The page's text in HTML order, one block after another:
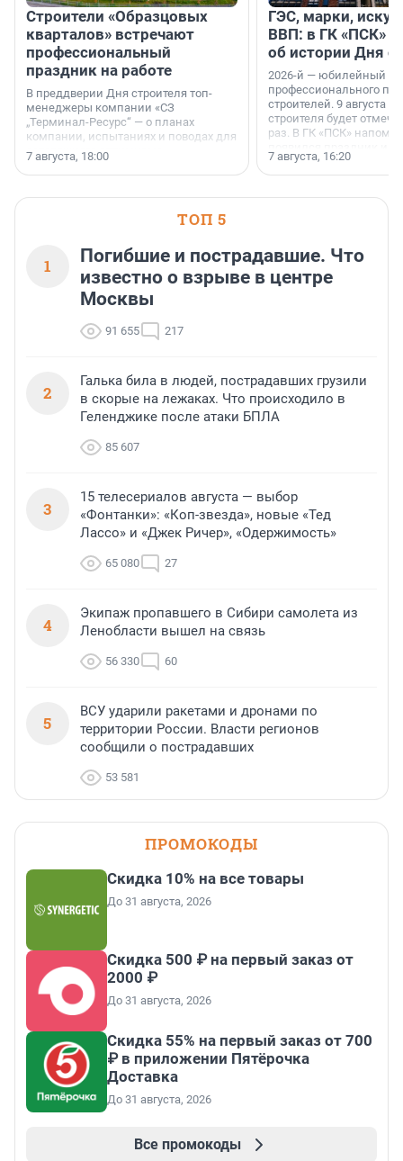
Строители «Образцовых
кварталов» встречают
профессиональный
праздник на работе
В преддверии Дня строителя топ-
менеджеры компании «СЗ
„Терминал-Ресурс“ — о планах
компании, испытаниях и поводах для
осторожного оптимизма.
7 августа, 18:00
ГЭС, марки,
ВВП: в ГК «ПСК»
об истории Дня
2026-й — юбилейный
профессионального
строителей. 9 августа
строителя будет
раз. В ГК «ПСК»
поменялась роль
7 августа, 16:20
ТОП 5
1
Погибшие и пострадавшие. Что
известно о взрыве в центре
Москвы
91 655 217
2
Галька била в людей, пострадавших грузили
в скорые на лежаках. Что происходило в
Геленджике после атаки БПЛА
85 607
3
15 телесериалов августа — выбор
«Фонтанки»: «Коп-звезда», новые «Тед
Лассо» и «Джек Ричер», «Одержимость»
65 080 27
4
Экипаж пропавшего в Сибири самолета из
Ленобласти вышел на связь
56 330 60
5
ВСУ ударили ракетами и дронами по
территории России. Власти регионов
сообщили о пострадавших
53 581
ПРОМОКОДЫ
Скидка 10% на все товары
До 31 августа, 2026
Скидка 500 ₽ на первый заказ от
2000 ₽
До 31 августа, 2026
Скидка 55% на первый заказ от 700
₽ в приложении Пятёрочка
Доставка
До 31 августа, 2026
Все промокоды